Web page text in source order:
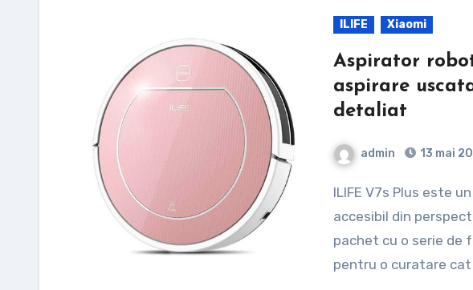
ILIFE Xiaomi
Aspirator
aspirare
detaliat
admin 13 mai
ILIFE V7s Plus este un robot de aspirare foarte
accesibil din
pachet cu o serie de
pentru o curatare